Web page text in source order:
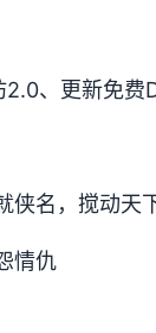
、更新免费
侠名，搅动天
情仇